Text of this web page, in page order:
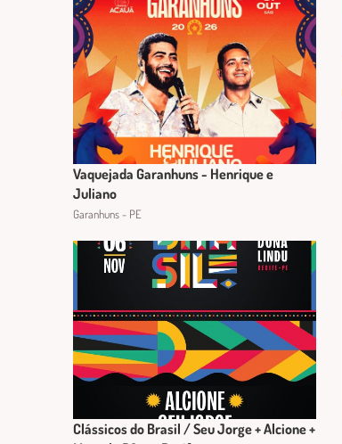
Vaquejada Garanhuns - Henrique e
Juliano
Garanhuns - PE
Clássicos do Brasil / Seu Jorge + Alcione +